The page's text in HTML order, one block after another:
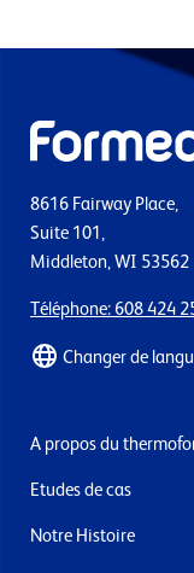
8616 Fairway Place,
Suite 101,
Middleton, WI 53562
Téléphone: 608 424
Changer de
A propos du
Etudes de cas
Notre Histoire